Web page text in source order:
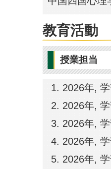
教育活動
授業担当
2026年,
2026年,
2026年,
2026年,
2026年,